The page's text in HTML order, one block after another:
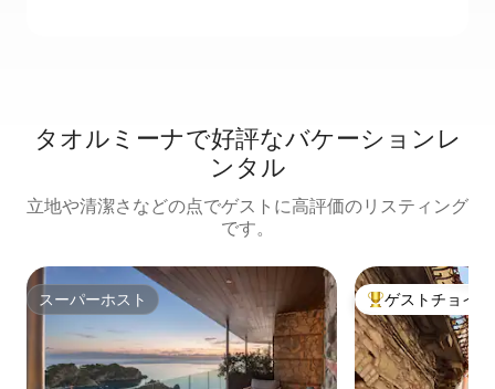
タオルミーナで好評なバケーションレ
ンタル
立地や清潔さなどの点でゲストに高評価のリスティング
です。
スーパーホスト
スーパーホスト 大好評のゲスト
ゲストチョイス